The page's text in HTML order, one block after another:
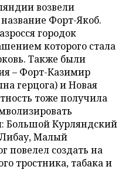
возвели
Форт-Якоб.
городок
которого стала
Также были
– Форт-Казимир
герцога) и Новая
тоже получила
Большой Курляндский
Либау, Малый
повелел создать на
тростника, табака и